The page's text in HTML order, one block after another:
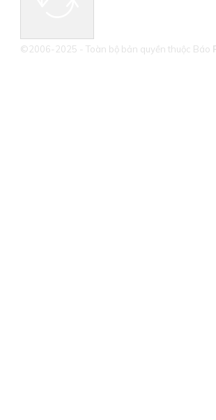
©2006-2025 - Toàn bộ bản quyền thuộc Báo